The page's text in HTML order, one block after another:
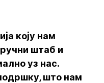
коју нам
штаб и
уз нас.
што нам